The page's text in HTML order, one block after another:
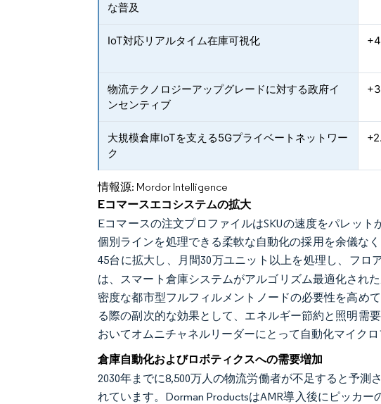
な普及
IoT対応リアルタイム在庫可視化
物流テクノロジーアップグレードに対する政府イ
ンセンティブ
大規模倉庫IoTを支える5Gプライベートネットワー
ク
情報源: Mordor Intelligence
Eコマースエコシステムの拡大
Eコマースの注文プロファイルはSKUの速度をパレッ
個別ラインを処理できる柔軟な自動化の採用を余儀な
45台に拡大し、月間30万ユニット以上を処理し、フ
は、スマート倉庫システムがアルゴリズム最適化され
密度な都市型フルフィルメントノードの必要性を高め
る際の副次的な効果として、エネルギー節約と照明需
おいてオムニチャネルリーダーにとって自動化マイク
倉庫自動化およびロボティクスへの需要増加
2030年までに8,500万人の物流労働者が不足すると予
れています。Dorman ProductsはAMR導入後にピッカ